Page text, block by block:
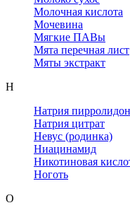
Молочная кислота
Мочевина
Мягкие ПАВы
Мята перечная лист
Мяты экстракт
Н
Натрия
Натрия цитрат
Невус (родинка)
Ниацинамид
Никотиновая
Ноготь
О